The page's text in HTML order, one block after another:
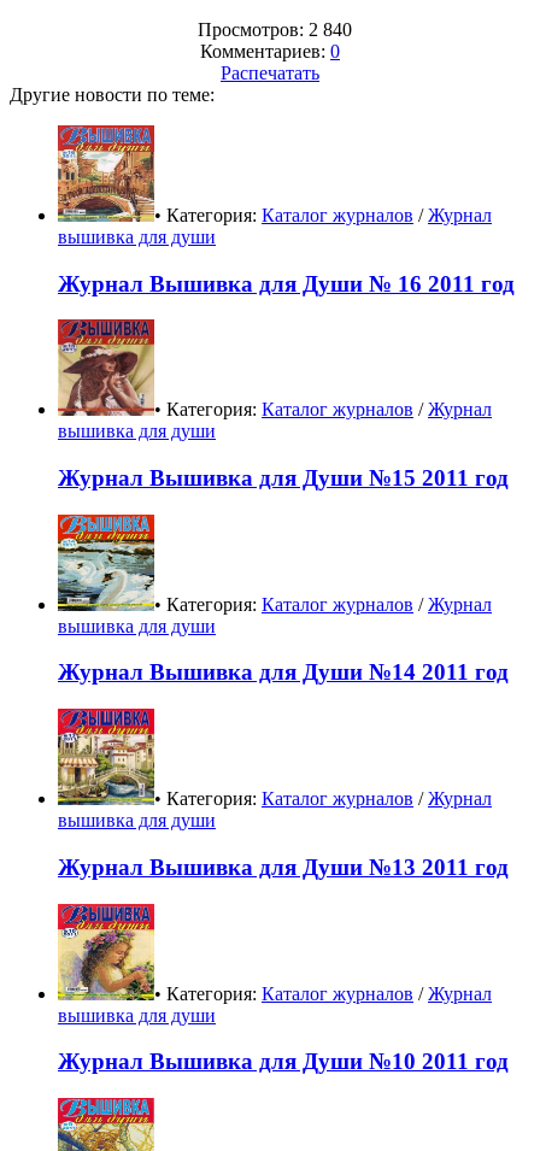
Просмотров: 2 840
Комментариев: 0
Распечатать
Другие новости по теме:
• Категория: Каталог журналов /Журнал
вышивка для души
Журнал Вышивка для Души № 16 2011 год
• Категория: Каталог журналов /Журнал
вышивка для души
Журнал Вышивка для Души №15 2011 год
• Категория: Каталог журналов /Журнал
вышивка для души
Журнал Вышивка для Души №14 2011 год
• Категория: Каталог журналов /Журнал
вышивка для души
Журнал Вышивка для Души №13 2011 год
• Категория: Каталог журналов /Журнал
вышивка для души
Журнал Вышивка для Души №10 2011 год